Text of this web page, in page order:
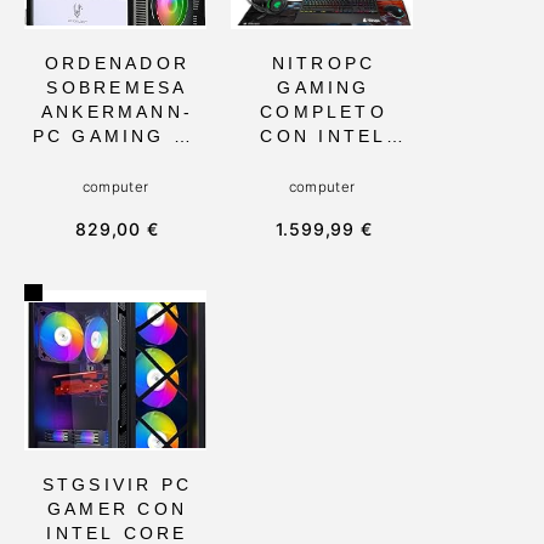
PROFESIONALE
S
AVANZADOS
ORDENADOR
SOBREMESA
ANKERMANN-
PC GAMING V1
CORE I7 8700,
GEFORCE RTX
SSD 1TB, WIFI,
Y WINDOWS 11
PRO, IDEAL
PARA GAMERS
AVANZADOS
computer
829,00 €
NITROPC
GAMING
COMPLETO
CON INTEL
12700K, RTX
32GB Y 2TB
computer
1.599,99 €
STGSIVIR PC
GAMER CON
INTEL CORE